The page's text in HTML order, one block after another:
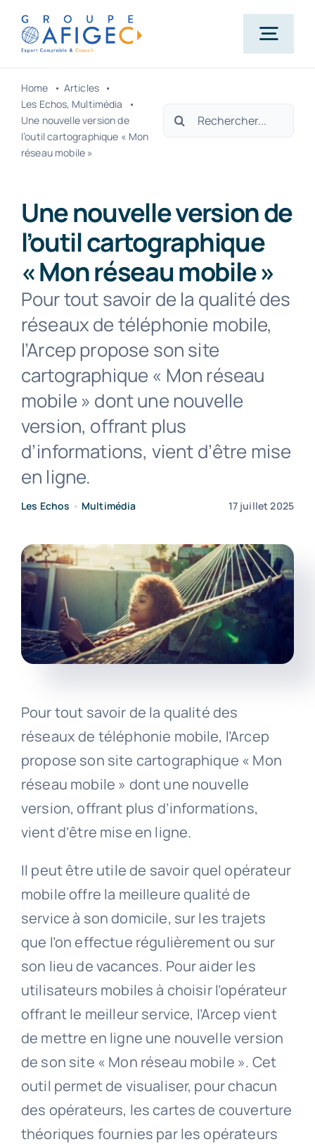
Passer
contenu
Qui-sommes-nous ?
Nos métiers
Actualités
Carrière
Contact
Home
Articles
Les Echos Multimédia
Une nouvelle version de
l’outil cartographique « Mon
réseau mobile »
Rechercher:
Une nouvelle version de
l’outil cartographique
« Mon réseau mobile »
Pour tout savoir de la qualité des
réseaux de téléphonie mobile,
l’Arcep propose son site
cartographique « Mon réseau
mobile » dont une nouvelle
version, offrant plus
d’informations, vient d’être mise
en ligne.
Les Echos • Multimédia 17 juillet 2025
Pour tout savoir de la qualité des
réseaux de téléphonie mobile, l’Arcep
propose son site cartographique « Mon
réseau mobile » dont une nouvelle
version, offrant plus d’informations,
vient d’être mise en ligne.
Il peut être utile de savoir quel opérateur
mobile offre la meilleure qualité de
service à son domicile, sur les trajets
que l’on effectue régulièrement ou sur
son lieu de vacances. Pour aider les
utilisateurs mobiles à choisir l’opérateur
offrant le meilleur service, l’Arcep vient
de mettre en ligne une nouvelle version
de son site « Mon réseau mobile ». Cet
outil permet de visualiser, pour chacun
des opérateurs, les cartes de couverture
théoriques fournies par les opérateurs